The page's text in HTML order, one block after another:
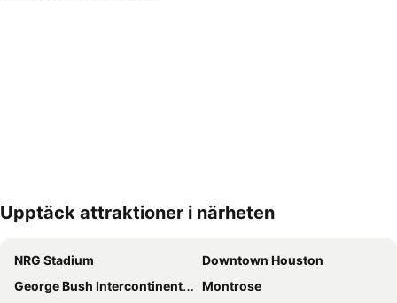
Förstora kartan
Upptäck attraktioner i närheten
NRG Stadium
Downtown Houston
George Bush Intercontinental Airport
Montrose